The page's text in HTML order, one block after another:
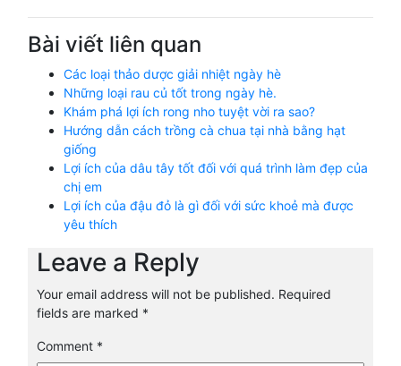
Bài viết liên quan
Các loại thảo dược giải nhiệt ngày hè
Những loại rau củ tốt trong ngày hè.
Khám phá lợi ích rong nho tuyệt vời ra sao?
Hướng dẫn cách trồng cà chua tại nhà bằng hạt
giống
Lợi ích của dâu tây tốt đối với quá trình làm đẹp của
chị em
Lợi ích của đậu đỏ là gì đối với sức khoẻ mà được
yêu thích
Leave a Reply
Your email address will not be published. Required
fields are marked *
Comment *